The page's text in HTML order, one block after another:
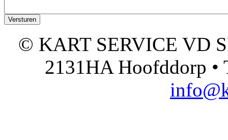
© KART SERVICE VD
2131HA Hoofddorp •